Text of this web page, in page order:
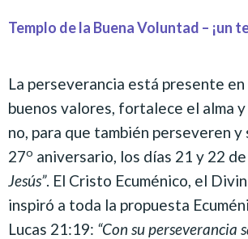
Templo de la Buena Voluntad – ¡un
La perseverancia está presente
buenos valores, fortalece el alma
no, para que también perseveren
27o aniversario, los días 21 y 22
Jesús”. El Cristo Ecuménico, el
inspiró a toda la propuesta
Lucas 21:19: “Con su perseverancia